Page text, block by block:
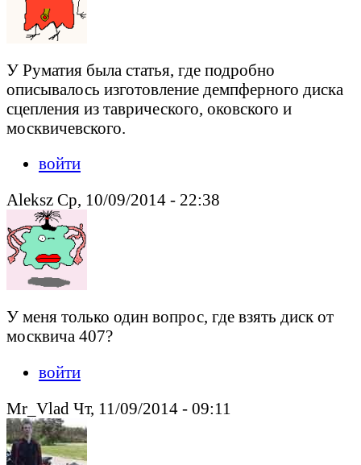
У Руматия была статья, где подробно
описывалось изготовление демпферного диска
сцепления из таврического, оковского и
москвичевского.
войти
Aleksz Ср, 10/09/2014 - 22:38
У меня только один вопрос, где взять диск от
москвича 407?
войти
Mr_Vlad Чт, 11/09/2014 - 09:11